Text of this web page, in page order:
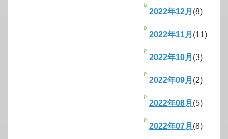
2022年12月 (8)
2022年11月 (11)
2022年10月 (3)
2022年09月 (2)
2022年08月 (5)
2022年07月 (8)